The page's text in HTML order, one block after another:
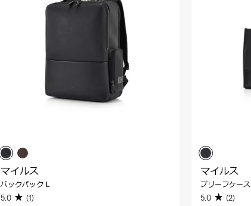
マイルス
バックパック L
5.0 (1)
マイルス
ブリーフケース
5.0 (2)